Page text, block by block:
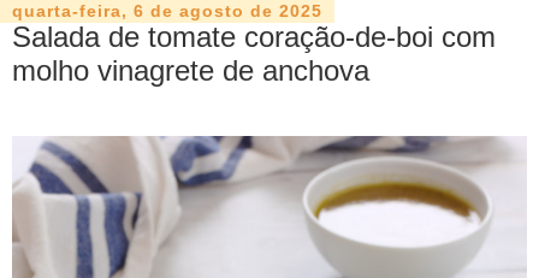
quarta-feira, 6 de agosto de 2025
Salada de tomate coração-de-boi com
molho vinagrete de anchova